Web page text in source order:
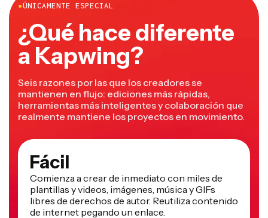
●ÚNICAMENTE ESPECIAL
¿Qué hace diferente
a Kapwing?
Seis razones por las que los creadores se
mantienen en flujo: ediciones más rápidas,
herramientas más inteligentes y colaboración que
realmente mantiene los proyectos en movimiento.
Fácil
Comienza a crear de inmediato con miles de
plantillas y videos, imágenes, música y GIFs
libres de derechos de autor. Reutiliza contenido
de internet pegando un enlace.